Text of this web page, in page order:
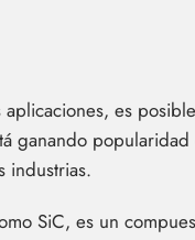
es
ganando
industrias.
SiC, es un